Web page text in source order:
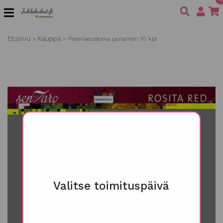
Valitse toimituspäivä
Etusivu > Kauppa > Preeriaeustoma punainen 10 kpl